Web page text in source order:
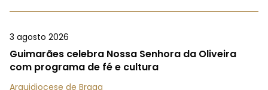
3 agosto 2026
Guimarães celebra Nossa Senhora da Oliveira
com programa de fé e cultura
Arquidiocese de Braga